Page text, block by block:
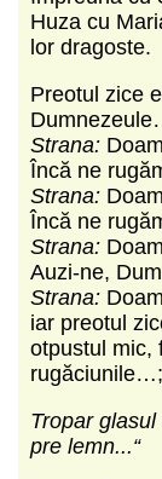
Huza cu
lor dragoste.
Preotul zice
Strana:
Încă ne
Strana:
Încă ne
Strana:
Auzi-ne,
Strana:
iar preotul
otpustul mic,
Tropar
pre lemn...“